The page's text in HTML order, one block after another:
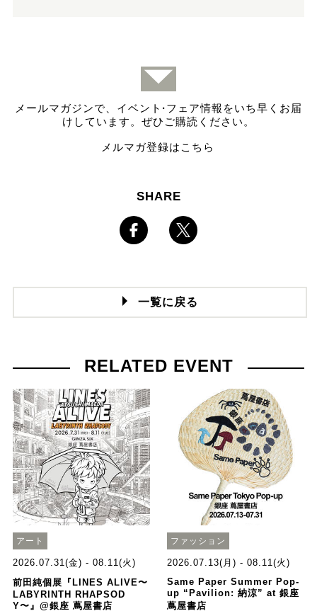
メールマガジンで、イベント ·フェア情報をいち早くお届
けしています。ぜひご購読ください。
メルマガ登録はこちら
SHARE
一覧に戻る
RELATED EVENT
アート
2026.07.31(金) - 08.11(火)
前田純個展『LINES ALIVE〜
LABYRINTH RHAPSOD
Y〜』@銀座 蔦屋書店
ファッション
2026.07.13(月) - 08.11(火)
Same Paper Summer Pop-
up “Pavilion: 納涼” at 銀座
蔦屋書店